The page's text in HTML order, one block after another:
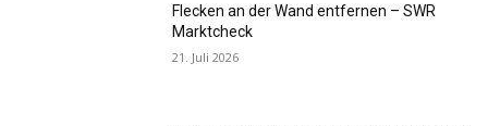
Flecken an der Wand entfernen – SWR
Marktcheck
21. Juli 2026